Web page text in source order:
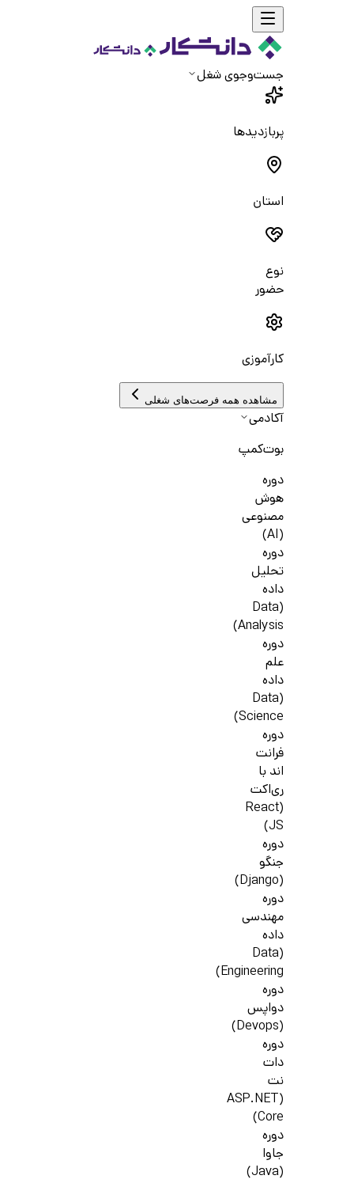
جست‌و‌جوی شغل
پربازدیدها
استان
نوع
حضور
کارآموزی
مشاهده همه فرصت‌های شغلی
آکادمی
بوت‌کمپ
دوره
هوش
مصنوعی
(AI)
دوره
تحلیل
داده
(Data
Analysis)
دوره
علم
داده
(Data
Science)
دوره
فرانت
اند با
ری‌اکت
(React
JS)
دوره
جنگو
(Django)
دوره
مهندسی
داده
(Data
Engineering)
دوره
دواپس
(Devops)
دوره
دات
نت
(ASP.NET
Core)
دوره
جاوا
(Java)